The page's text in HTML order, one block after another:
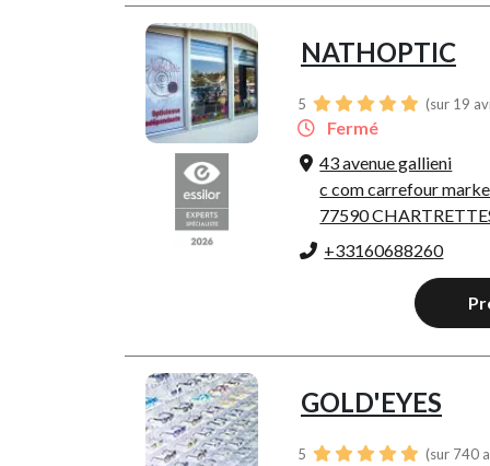
NATHOPTIC
5 (sur 19
Fermé
43 avenue gallieni
c com carrefour
77590
+33160688260
GOLD'EYES
5 (sur 740